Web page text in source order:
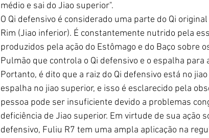
médio e sai do Jiao superior".
O Qi defensivo é considerado uma parte do Qi
Rim (Jiao inferior). É constantemente nutrido pela
produzidos pela ação do Estômago e do Baço sobre
Pulmão que controla o Qi defensivo e o espalha
Portanto, é dito que a raiz do Qi defensivo está no
espalha no jiao superior, e isso é esclarecido pela
pessoa pode ser insuficiente devido a problemas
deficiência de Jiao superior. Em virtude de sua ação
defensivo, Fuliu R7 tem uma ampla aplicação na